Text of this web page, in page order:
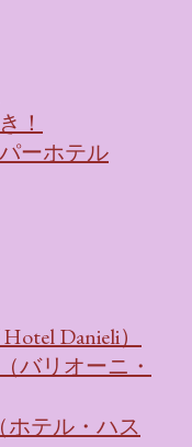
！
ーホテル
Danieli）
バリオーニ・
ホテル・ハス